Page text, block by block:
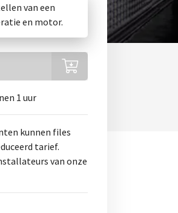
van een
en motor.
1 uur
kunnen files
tarief.
van onze